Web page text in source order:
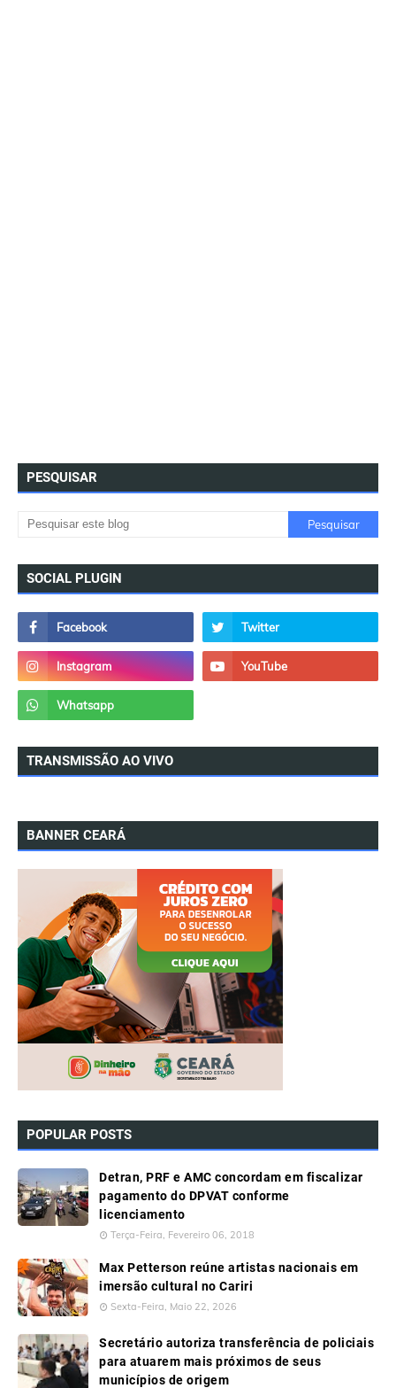
PESQUISAR
SOCIAL PLUGIN
TRANSMISSÃO AO VIVO
BANNER CEARÁ
POPULAR POSTS
Detran, PRF e AMC concordam em fiscalizar
pagamento do DPVAT conforme
licenciamento
Terça-Feira, Fevereiro 06, 2018
Max Petterson reúne artistas nacionais em
imersão cultural no Cariri
Sexta-Feira, Maio 22, 2026
Secretário autoriza transferência de policiais
para atuarem mais próximos de seus
municípios de origem